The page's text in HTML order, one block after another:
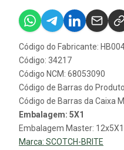
Código do Fabricante:
Código: 34217
Código NCM: 68053090
Código de Barras do
Código de Barras da Caixa
Embalagem: 5X1
Embalagem Master: 12x5X1
Marca: SCOTCH-BRITE